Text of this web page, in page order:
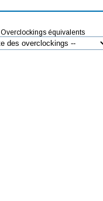
Overclockings équivalents